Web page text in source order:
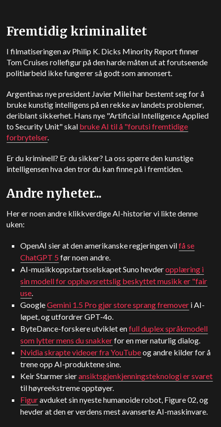
Fremtidig kriminalitet
I filmatiseringen av Philip K. Dicks Minority Report finner
Tom Cruises rollefigur på den harde måten ut at forutseende
politiarbeid ikke fungerer så godt som annonsert.
Argentinas nye president Javier Milei har bestemt seg for å
bruke kunstig intelligens på en rekke av landets problemer,
deriblant sikkerhet. Hans nye "Artificial Intelligence Applied
to Security Unit" skal bruke AI til å "forutsi fremtidige
forbrytelser.
Er du kriminell? Er du sikker? La oss spørre den kunstige
intelligensen hva den tror du kan finne på i fremtiden.
Andre nyheter...
Her er noen andre klikkverdige AI-historier vi likte denne
uken:
OpenAI sier at den amerikanske regjeringen vilfå se
ChatGPT 5før noen andre.
AI-musikkoppstartsselskapet Suno hevderopplæring i
sin modell for opphavsrettslig beskyttet musikk er "fair
use.
GoogleGemini 1.5 Pro gjør store sprang fremover i AI-
løpet, og utfordrer GPT-4o.
ByteDance-forskere utviklet enfull duplex språkmodell
som lytter mens du snakkerfor en mer naturlig dialog.
Nvidia skrapte videoer fra YouTubeog andre kilder for å
trene opp AI-produktene sine.
Keir Starmer sieransiktsgjenkjenningsteknologi er svaret
til høyreekstreme opptøyer.
Figuravduket sin nyeste humanoide robot, Figure 02, og
hevder at den er verdens mest avanserte AI-maskinvare.